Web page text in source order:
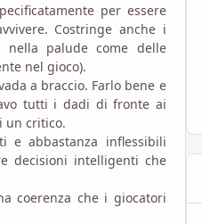
per essere
Costringe anche i
nella palude come delle
nel gioco).
a braccio. Farlo bene e
tutti i dadi di fronte ai
un critico.
e abbastanza inflessibili
decisioni intelligenti che
coerenza che i giocatori